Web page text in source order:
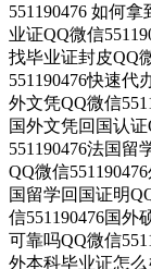
551190476 如何
业证QQ微信
找毕业证封皮QQ
551190476快速代
外文凭QQ微信
国外文凭回国认
551190476法国留
QQ微信
国留学回国证明
信551190476国外
可靠吗QQ微信
外本科毕业证怎么